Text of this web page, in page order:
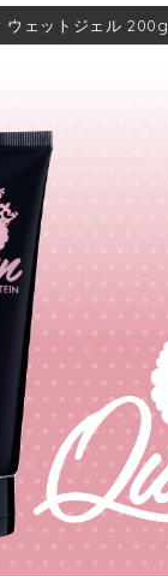
ウェットジェル 200g